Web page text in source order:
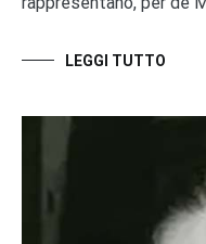
LEGGI TUTTO